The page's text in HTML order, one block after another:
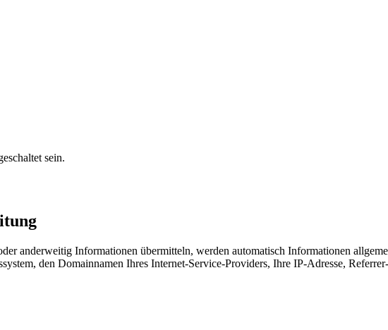
sein.
anderweitig Informationen übermitteln, werden automatisch Informationen
den Domainnamen Ihres Internet-Service-Providers, Ihre IP-Adresse,